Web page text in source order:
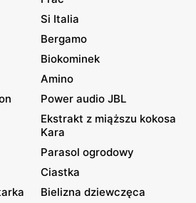
Si Italia
Bergamo
Biokominek
Amino
Power audio JBL
Ekstrakt z miąższu kokosa
Kara
Parasol ogrodowy
Ciastka
Bielizna dziewczęca